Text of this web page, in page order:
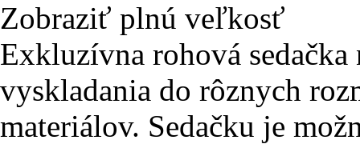
Zobraziť plnú veľkosť
Exkluzívna rohová
vyskladania do rôznych
materiálov. Sedačku je